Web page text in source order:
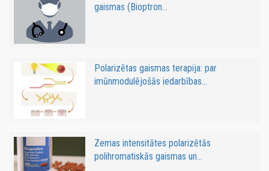
gaismas (Bioptron...
Polarizētas gaismas terapija: par
imūnmodulējošās iedarbības...
Zemas intensitātes polarizētās
polihromatiskās gaismas un...